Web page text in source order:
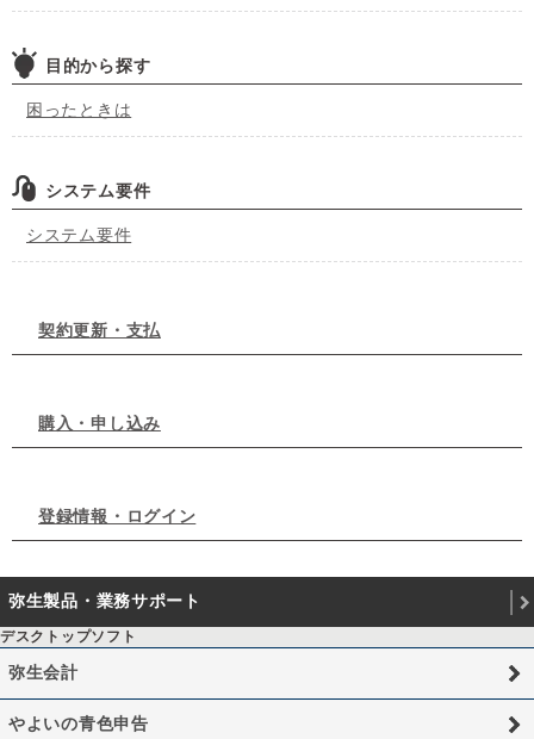
目的から探す
困ったときは
システム要件
システム要件
契約更新・支払
購入・申し込み
登録情報・ログイン
弥生製品・業務サポート
デスクトップソフト
弥生会計
やよいの青色申告